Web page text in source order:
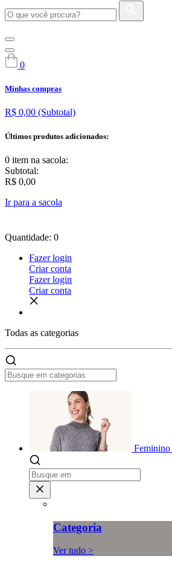
0
Minhas compras
R$ 0,00 (Subtotal)
Últimos produtos adicionados:
0 item na sacola:
Subtotal:
R$ 0,00
Ir para a sacola
Quantidade: 0
Fazer login
Criar conta
Fazer login
Criar conta
Todas as categorias
Feminino
Categoria
Ver tudo >